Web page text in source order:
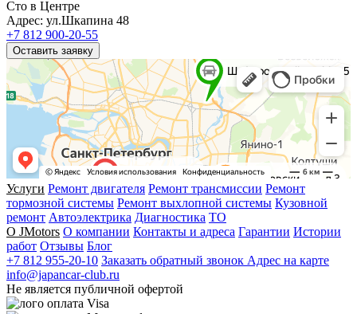
Сто в Центре
Адрес: ул.Шкапина 48
+7 812 900-20-55
Оставить заявку
Услуги Ремонт двигателя Ремонт трансмиссии Ремонт
тормозной системы Ремонт выхлопной системы Кузовной
ремонт Автоэлектрика Диагностика ТО
О JMotors О компании Контакты и адреса Гарантии Истории
работ Отзывы Блог
+7 812 955-20-10 Заказать обратный звонок Адрес на карте
info@japancar-club.ru
Не является публичной офертой